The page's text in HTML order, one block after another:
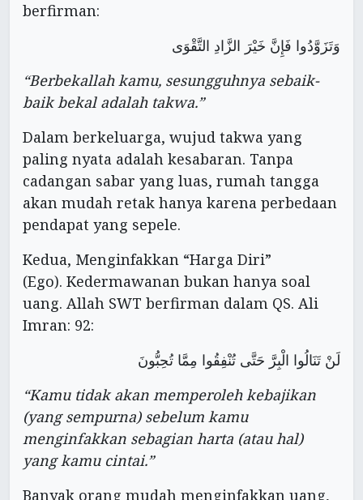
berfirman:
وَتَزَوَّدُوا فَإِنَّ خَيْرَ الزَّادِ التَّقْوَى
“Berbekallah kamu, sesungguhnya sebaik-
baik bekal adalah takwa.”
Dalam berkeluarga, wujud takwa yang
paling nyata adalah kesabaran. Tanpa
cadangan sabar yang luas, rumah tangga
akan mudah retak hanya karena perbedaan
pendapat yang sepele.
Kedua, Menginfakkan “Harga Diri”
(Ego). Kedermawanan bukan hanya soal
uang. Allah SWT berfirman dalam QS. Ali
Imran: 92:
لَنْ تَنَالُوا الْبِرَّ حَتَّى تُنْفِقُوا مِمَّا تُحِبُّونَ
“Kamu tidak akan memperoleh kebajikan
(yang sempurna) sebelum kamu
menginfakkan sebagian harta (atau hal)
yang kamu cintai.”
Banyak orang mudah menginfakkan uang,